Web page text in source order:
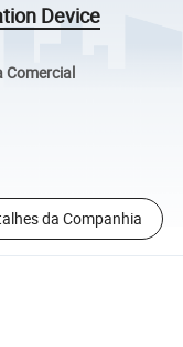
Device
Comercial
da Companhia